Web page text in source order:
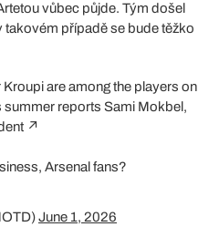
vůbec půjde. Tým došel
případě se bude těžko
are among the players on
summer reports Sami Mokbel,
↗️
Arsenal fans?
June 1, 2026